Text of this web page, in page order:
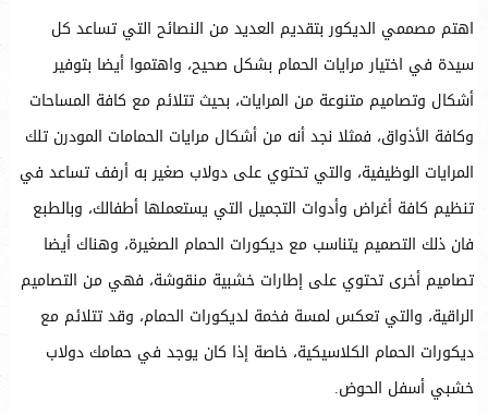
اهتم مصممي الديكور بتقديم العديد من النصائح التي تساعد كل
سيدة في اختيار مرايات الحمام بشكل صحيح، واهتموا أيضا بتوفير
أشكال وتصاميم متنوعة من المرايات، بحيث تتلائم مع كافة المساحات
وكافة الأذواق، فمثلا نجد أنه من أشكال مرايات الحمامات المودرن تلك
المرايات الوظيفية، والتي تحتوي على دولاب صغير به أرفف تساعد في
تنظيم كافة أغراض وأدوات التجميل التي يستعملها أطفالك، وبالطبع
فان ذلك التصميم يتناسب مع ديكورات الحمام الصغيرة، وهناك أيضا
تصاميم أخرى تحتوي على إطارات خشبية منقوشة، فهي من التصاميم
الراقية، والتي تعكس لمسة فخمة لديكورات الحمام، وقد تتلائم مع
ديكورات الحمام الكلاسيكية، خاصة إذا كان يوجد في حمامك دولاب
خشبي أسفل الحوض.